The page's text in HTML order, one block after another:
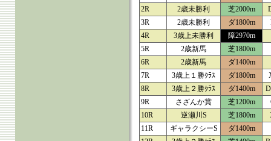
2R
2歳未勝利 芝2000m
3R
2歳未勝利 ダ1800m
4R
3歳上未勝利
障2970m
5R
2歳新馬
芝1800m
6R
2歳新馬
ダ1400m
7R
3歳上１勝ｸﾗｽ ダ1800m
8R
3歳上２勝ｸﾗｽ ダ1400m
9R
さざんか賞 芝1200m
10R
逆瀬川S 芝1800m
11R
ギャラクシーS
ダ1400m